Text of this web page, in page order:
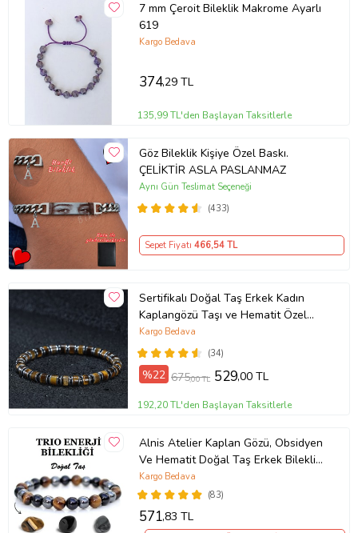
7 mm Çeroit Bileklik Makrome Ayarlı
619
Kargo Bedava
374,29 TL
135,99 TL'den Başlayan Taksitlerle
Göz Bileklik Kişiye Özel Baskı.
ÇELİKTİR ASLA PASLANMAZ
(433)
Aynı Gün Teslimat Seçeneği
Sepet Fiyatı 466,54 TL
Sertifikalı Doğal Taş Erkek Kadın
Kaplangözü Taşı ve Hematit Özel
Tasarım Hediye 6mm Bileklik
(34)
Kargo Bedava
%22 675,00 TL 529,00 TL
192,20 TL'den Başlayan Taksitlerle
Alnis Atelier Kaplan Gözü, Obsidyen
Ve Hematit Doğal Taş Erkek Bileklik
(KAHVE-BRONZ)
(83)
Kargo Bedava
571,83 TL